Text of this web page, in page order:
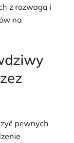
z rozwagą i
na
pewnych